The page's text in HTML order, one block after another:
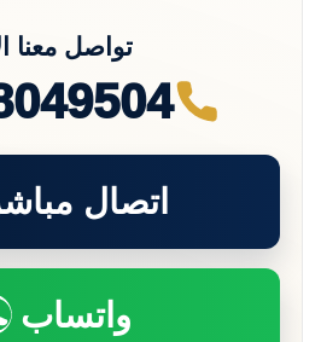
تواصل معنا
اتصال
واتساب